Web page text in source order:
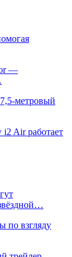
—
метровый
Air работает
по взгляду